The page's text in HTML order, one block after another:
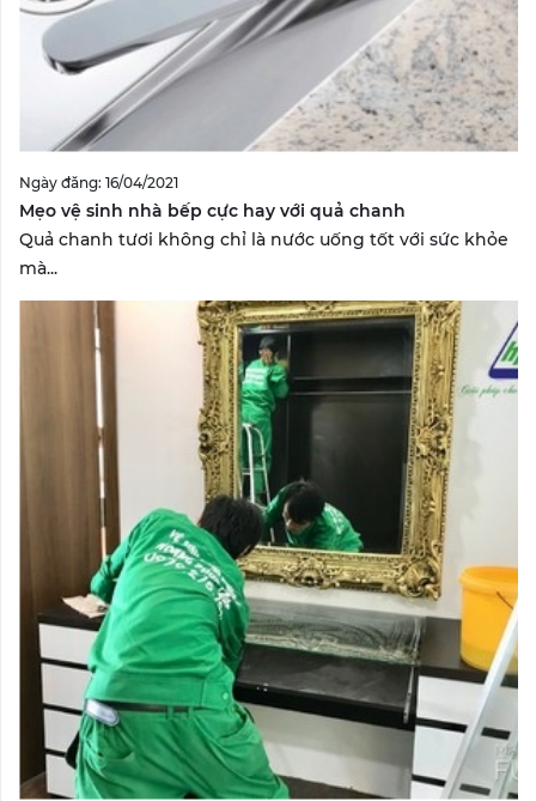
Ngày đăng: 16/04/2021
Mẹo vệ sinh nhà bếp cực hay với quả chanh
Quả chanh tươi không chỉ là nước uống tốt với sức khỏe
mà...